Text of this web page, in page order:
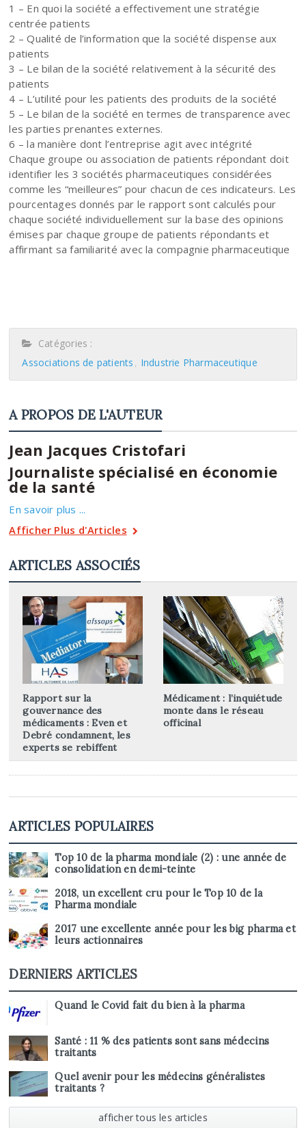
1 – En quoi la société a effectivement une stratégie
centrée patients
2 – Qualité de l’information que la société dispense aux
patients
3 – Le bilan de la société relativement à la sécurité des
patients
4 – L’utilité pour les patients des produits de la société
5 – Le bilan de la société en termes de transparence avec
les parties prenantes externes.
6 – la manière dont l’entreprise agit avec intégrité
Chaque groupe ou association de patients répondant doit
identifier les 3 sociétés pharmaceutiques considérées
comme les “meilleures” pour chacun de ces indicateurs. Les
pourcentages donnés par le rapport sont calculés pour
chaque société individuellement sur la base des opinions
émises par chaque groupe de patients répondants et
affirmant sa familiarité avec la compagnie pharmaceutique
Catégories :
Associations de patients
Industrie Pharmaceutique
A PROPOS DE L'AUTEUR
Jean Jacques Cristofari
Journaliste spécialisé en économie
de la santé
En savoir plus ...
Afficher Plus d'Articles
ARTICLES ASSOCIÉS
Rapport sur la
gouvernance des
médicaments : Even et
Debré condamnent, les
experts se rebiffent
Médicament : l’inquiétude
monte dans le réseau
officinal
ARTICLES POPULAIRES
Top 10 de la pharma mondiale (2) : une année de
consolidation en demi-teinte
2018, un excellent cru pour le Top 10 de la
Pharma mondiale
2017 une excellente année pour les big pharma et
leurs actionnaires
DERNIERS ARTICLES
Quand le Covid fait du bien à la pharma
Santé : 11 % des patients sont sans médecins
traitants
Quel avenir pour les médecins généralistes
traitants ?
afficher tous les articles